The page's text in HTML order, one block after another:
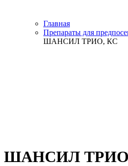
Главная
Препараты для
ШАНСИЛ ТРИО, КС
ШАНСИЛ